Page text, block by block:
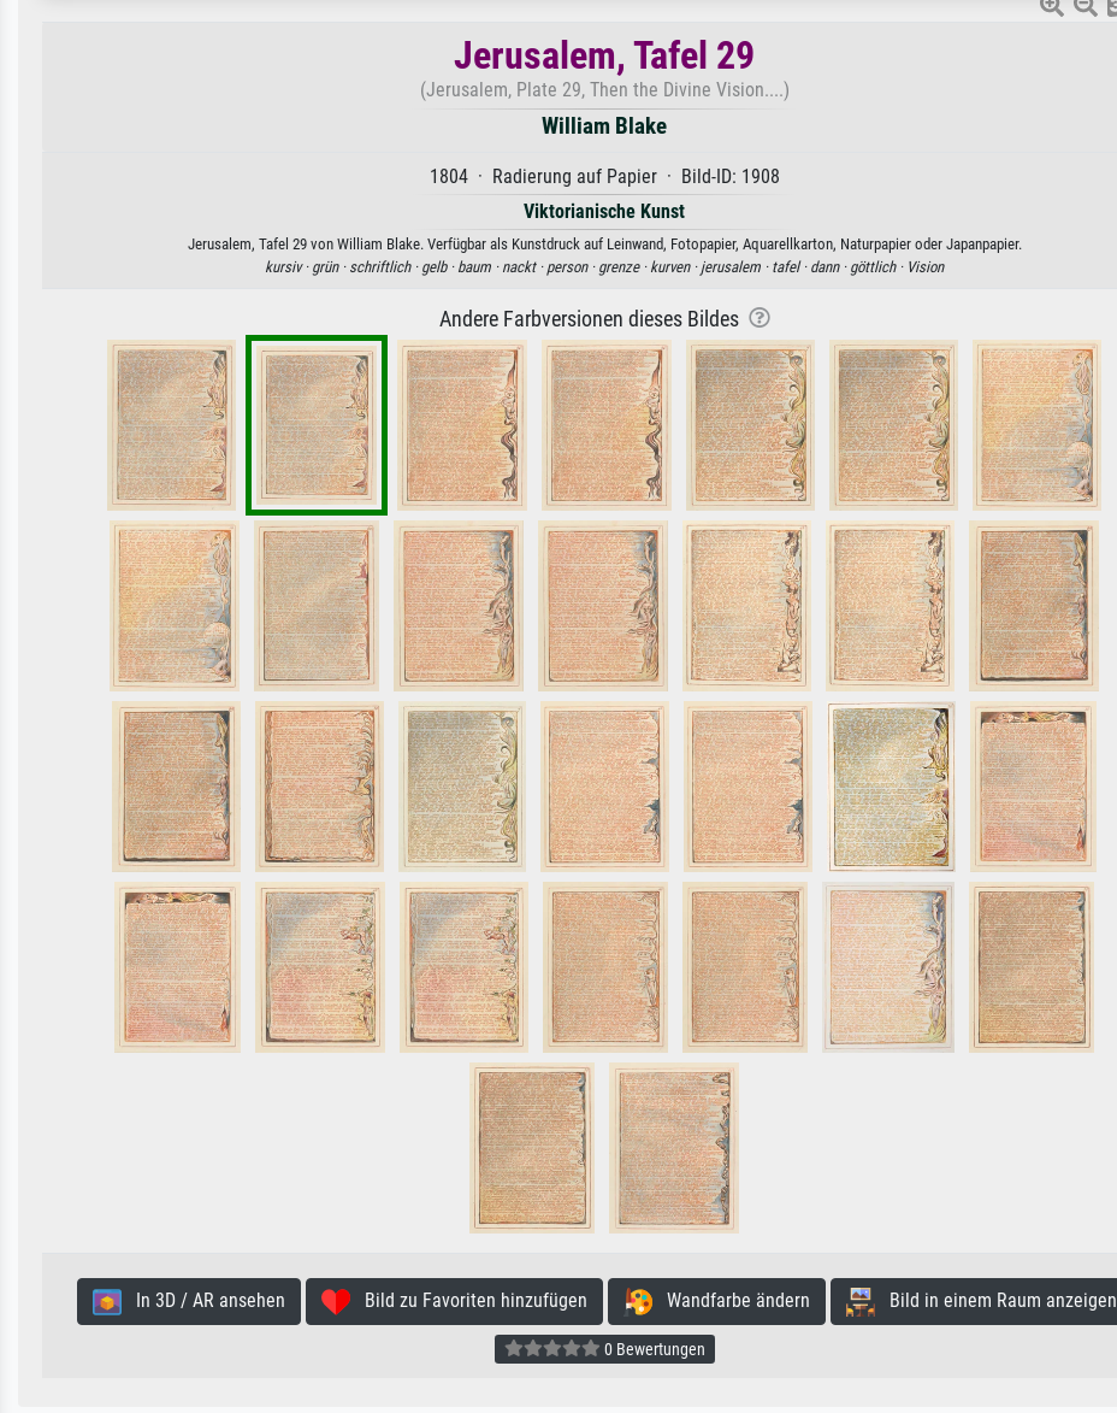
Jerusalem, Tafel 29
(Jerusalem, Plate 29, Then the Divine Vision....)
William Blake
1804 · Radierung auf Papier · Bild-ID: 1908
Viktorianische Kunst
Jerusalem, Tafel 29 von William Blake. Verfügbar als Kunstdruck auf Leinwand, Fotopapier, Aquarellkarton, Naturpapier oder Japanpapier.
kursiv · grün · schriftlich · gelb · baum · nackt · person · grenze · kurven · jerusalem · tafel · dann · göttlich · Vision
Andere Farbversionen dieses Bildes
In 3D / AR ansehen Bild zu Favoriten hinzufügen Wandfarbe ändern Bild in einem Raum anzeigen
0 Bewertungen